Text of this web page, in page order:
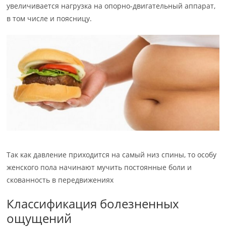
увеличивается нагрузка на опорно-двигательный аппарат,
в том числе и поясницу.
Так как давление приходится на самый низ спины, то особу
женского пола начинают мучить постоянные боли и
скованность в передвижениях
Классификация болезненных
ощущений